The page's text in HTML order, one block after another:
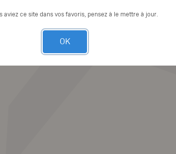
aviez ce site dans vos favoris, pensez à le mettre à jour.
OK